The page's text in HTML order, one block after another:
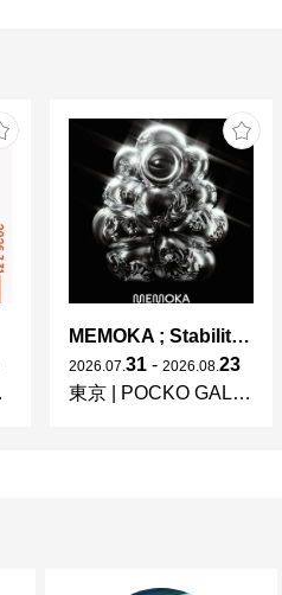
MEMOKA ; Stability is Temporary
2026 07 31 - 2026 08 23
東京
POCKO GALLERY TOKYO